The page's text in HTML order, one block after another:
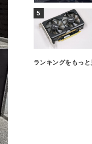
ランキングをもっと